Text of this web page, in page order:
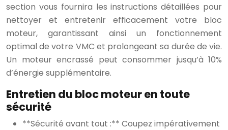
section vous fournira les instructions détaillées pour
nettoyer et entretenir efficacement votre bloc
moteur, garantissant ainsi un fonctionnement
optimal de votre VMC et prolongeant sa durée de vie.
Un moteur encrassé peut consommer jusqu’à 10%
d’énergie supplémentaire.
Entretien du bloc moteur en toute
sécurité
**Sécurité avant tout :** Coupez impérativement